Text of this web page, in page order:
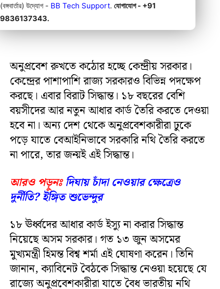
(বঙ্গবার্তার) উদ্যোগ - BB Tech Support. যোগাযোগ - +91
9836137343.
অনুপ্রবেশ রুখতে কঠোর হচ্ছে কেন্দ্রীয় সরকার।
কেন্দ্রের পাশাপাশি রাজ্য সরকারও বিভিন্ন পদক্ষেপ
করছে। এবার বিরাট সিদ্ধান্ত। ১৮ বছরের বেশি
বয়সীদের আর নতুন আধার কার্ড তৈরি করতে দেওয়া
হবে না। অন্য দেশ থেকে অনুপ্রবেশকারীরা ঢুকে
পড়ে যাতে বেআইনিভাবে সরকারি নথি তৈরি করতে
না পারে, তার জন্য়ই এই সিদ্ধান্ত।
আরও পড়ুনঃ দিঘায় চাঁদা নেওয়ার ক্ষেত্রেও
দুর্নীতি? ইঙ্গিত শুভেন্দুর
১৮ ঊর্ধ্বদের আধার কার্ড ইস্যু না করার সিদ্ধান্ত
নিয়েছে অসম সরকার। গত ১৩ জুন অসমের
মুখ্যমন্ত্রী হিমন্ত বিশ্ব শর্মা এই ঘোষণা করেন। তিনি
জানান, ক্যাবিনেট বৈঠকে সিদ্ধান্ত নেওয়া হয়েছে যে
রাজ্যে অনুপ্রবেশকারীরা যাতে বৈধ ভারতীয় নথি